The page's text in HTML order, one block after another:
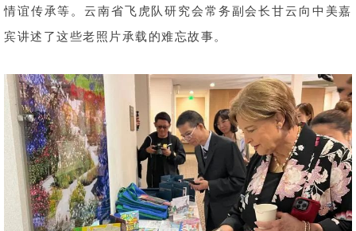
情谊传承等。云南省飞虎队研究会常务副会长甘云向中美嘉
宾讲述了这些老照片承载的难忘故事。